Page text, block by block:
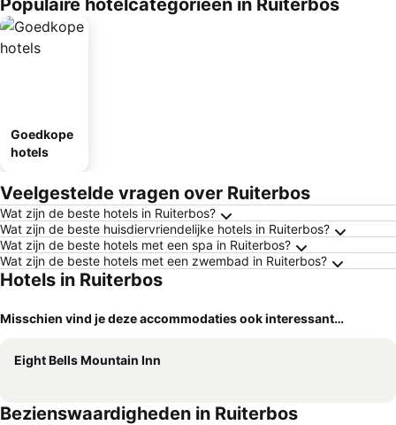
Populaire hotelcategorieën in Ruiterbos
Goedkope
hotels
Veelgestelde vragen over Ruiterbos
Wat zijn de beste hotels in Ruiterbos?
Wat zijn de beste huisdiervriendelijke hotels in Ruiterbos?
Wat zijn de beste hotels met een spa in Ruiterbos?
Wat zijn de beste hotels met een zwembad in Ruiterbos?
Hotels in Ruiterbos
Misschien vind je deze accommodaties ook interessant…
Eight Bells Mountain Inn
Bezienswaardigheden in Ruiterbos